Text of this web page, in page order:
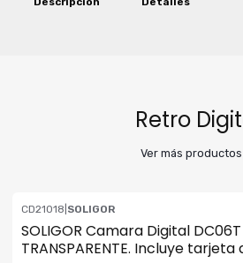
Retro
Ver más productos
CD21018 SOLIGOR
SOLIGOR Camara Digital
TRANSPARENTE. Incluye